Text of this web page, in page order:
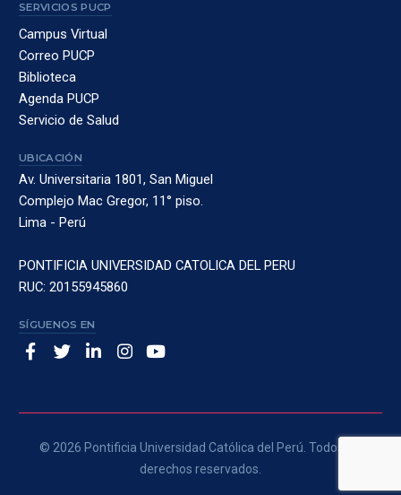
SERVICIOS PUCP
Campus Virtual
Correo PUCP
Biblioteca
Agenda PUCP
Servicio de Salud
UBICACIÓN
Av. Universitaria 1801, San Miguel
Complejo Mac Gregor, 11° piso.
Lima - Perú
PONTIFICIA UNIVERSIDAD CATOLICA DEL PERU
RUC: 20155945860
SÍGUENOS EN
© 2026 Pontificia Universidad Católica del Perú. Todos los
derechos reservados.